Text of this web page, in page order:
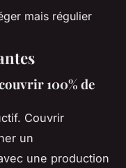
mais régulier
100% de
Couvrir
un
une production